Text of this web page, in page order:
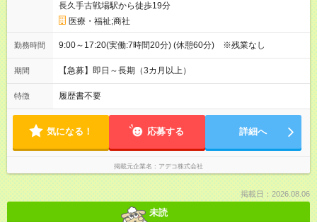
長久手古戦場駅から徒歩19分
医療・福祉;商社
勤務時間 9:00～17:20(実働:7時間20分) (休憩60分) ※残業なし
期間 【急募】即日～長期（3カ月以上）
特徴 履歴書不要
気になる！ 応募する 詳細へ
掲載元企業名 アデコ株式会社
掲載日：2026.08.06
未読